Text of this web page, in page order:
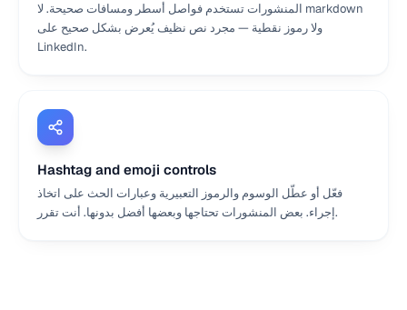
المنشورات تستخدم فواصل أسطر ومسافات صحيحة. لا markdown
ولا رموز نقطية — مجرد نص نظيف يُعرض بشكل صحيح على
LinkedIn.
Hashtag and emoji controls
فعّل أو عطّل الوسوم والرموز التعبيرية وعبارات الحث على اتخاذ
إجراء. بعض المنشورات تحتاجها وبعضها أفضل بدونها. أنت تقرر.